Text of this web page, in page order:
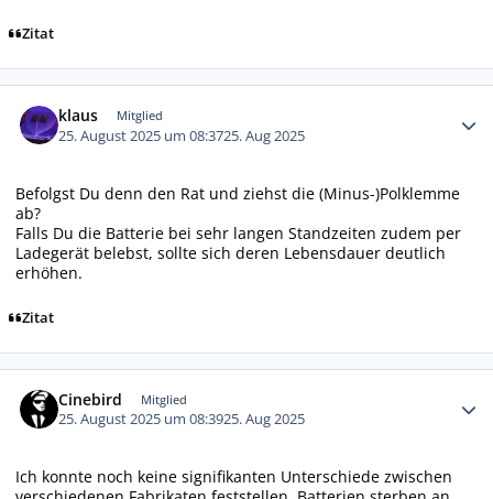
Zitat
klaus Mitglied
25. August 2025 um 08:3725. Aug 2025
Befolgst Du denn den Rat und ziehst die (Minus-)Polklemme
ab?
Falls Du die Batterie bei sehr langen Standzeiten zudem per
Ladegerät belebst, sollte sich deren Lebensdauer deutlich
erhöhen.
Zitat
Cinebird Mitglied
25. August 2025 um 08:3925. Aug 2025
Ich konnte noch keine signifikanten Unterschiede zwischen